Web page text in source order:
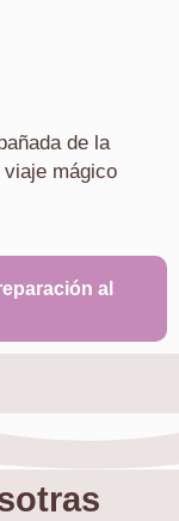
de la
mágico
al